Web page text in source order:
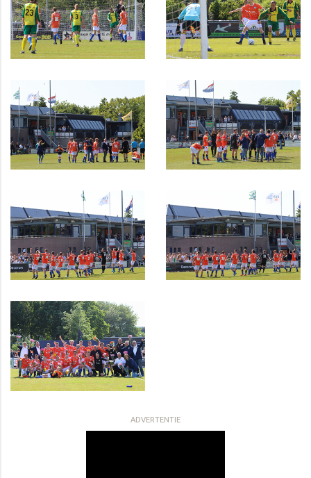
ADVERTENTIE